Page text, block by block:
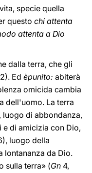
specie quella
questo chi attenta
attenta a Dio
dalla terra, che gli
Ed èpunito: abiterà
omicida cambia
dell'uomo. La terra
luogo di abbondanza,
di amicizia con Dio,
luogo della
lontananza da Dio.
sulla terra» (Gn 4,